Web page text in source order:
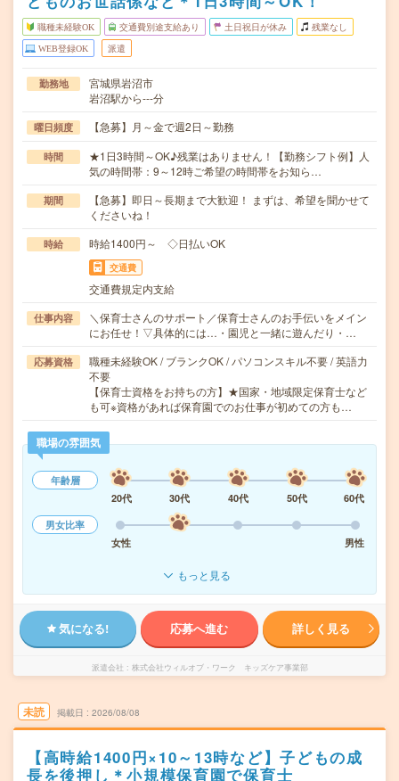
職種未経験OK 交通費別途支給あり 土日祝日が休み 残業なし
WEB登録OK 派遣
勤務地
宮城県岩沼市
岩沼駅から---分
曜日頻度 【急募】月～金で週2日～勤務
時間
★1日3時間～OK♪残業はありません！【勤務シフト例】人
気の時間帯：9～12時ご希望の時間帯をお知ら…
期間
【急募】即日～長期まで大歓迎！ まずは、希望を聞かせて
くださいね！
時給 時給1400円～ ◇日払いOK
交通費
交通費規定内支給
仕事内容
＼保育士さんのサポート／保育士さんのお手伝いをメイン
にお任せ！▽具体的には…・園児と一緒に遊んだり・…
応募資格
職種未経験OK / ブランクOK / パソコンスキル不要 / 英語力
不要
【保育士資格をお持ちの方】★国家・地域限定保育士など
も可※資格があれば保育園でのお仕事が初めての方も…
職場の雰囲気
年齢層
20代
30代 40代 50代
60代
男女比率
女性
男性
もっと見る
気になる! 応募へ進む 詳しく見る
派遣会社 株式会社ウィルオブ・ワーク キッズケア事業部
未読 掲載日 2026/08/08
【高時給1400円×10～13時など】子どもの成
長を後押し＊小規模保育園で保育士